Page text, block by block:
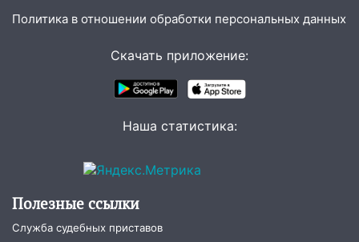
на 8 августа — кому повезет с
В Ульяновской области объявили
ракетную опасность: звучат сирены
07.08.2026
купить тракторы с отсрочкой платежа
до декабря
Политика в отношении обработки персональных данных
Скачать приложение:
Наша статистика:
Полезные ссылки
Служба судебных приставов